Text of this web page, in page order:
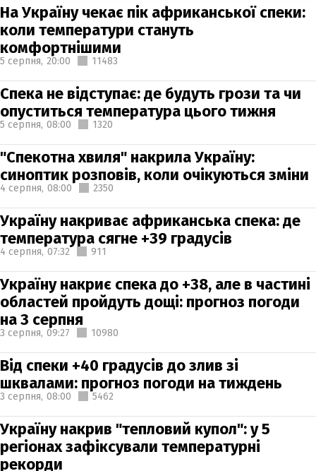
На Україну чекає пік африканської спеки:
коли температури стануть
комфортнішими
5 серпня, 20:00 11483
Спека не відступає: де будуть грози та чи
опуститься температура цього тижня
5 серпня, 08:00 1320
"Спекотна хвиля" накрила Україну:
синоптик розповів, коли очікуються зміни
4 серпня, 08:00 2350
Україну накриває африканська спека: де
температура сягне +39 градусів
4 серпня, 07:32 911
Україну накриє спека до +38, але в частині
областей пройдуть дощі: прогноз погоди
на 3 серпня
3 серпня, 09:27 10980
Від спеки +40 градусів до злив зі
шквалами: прогноз погоди на тиждень
3 серпня, 08:00 5462
Україну накрив "тепловий купол": у 5
регіонах зафіксували температурні
рекорди